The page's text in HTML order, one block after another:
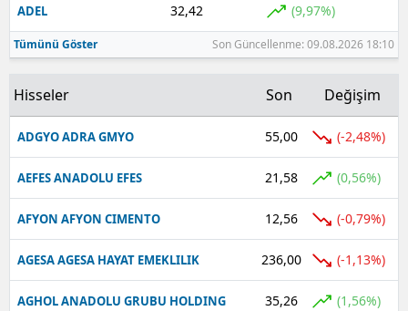
Ardahan
Yalova
Karabük
Kilis
Osmaniye
Düzce
ADEL 32,42 (9,97%)
Tümünü Göster Son Güncellenme: 09.08.2026 18:10
Hisseler Son Değişim
ADGYO ADRA GMYO 55,00 (-2,48%)
AEFES ANADOLU EFES 21,58 (0,56%)
AFYON AFYON CIMENTO 12,56 (-0,79%)
AGESA AGESA HAYAT EMEKLILIK 236,00 (-1,13%)
AGHOL ANADOLU GRUBU HOLDING 35,26 (1,56%)